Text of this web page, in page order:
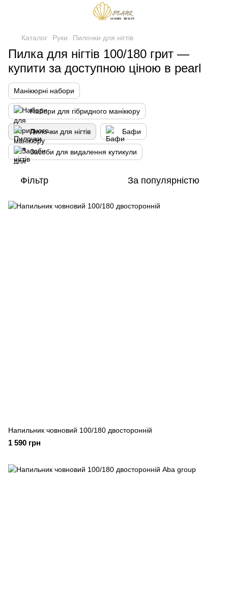
Каталог Руки Пилочки для нігтів
Пилка для нігтів 100/180 грит —
купити за доступною ціною в pearl
Манікюрні набори
Набори для гібридного манікюру
Пилочки для нігтів Бафи
Засоби для видалення кутикули
Фільтр За популярністю
Напильник човновий 100/180 двосторонній
1 590 грн